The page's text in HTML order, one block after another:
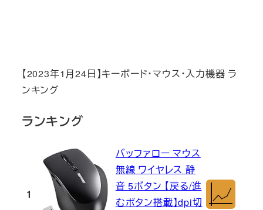
【2023年1月24日】キーボード・マウス・入力機器 ラ
ンキング
ランキング
1
バッファロー マウス
無線 ワイヤレス 静
音 5ボタン 【戻る/進
むボタン搭載】dpi切